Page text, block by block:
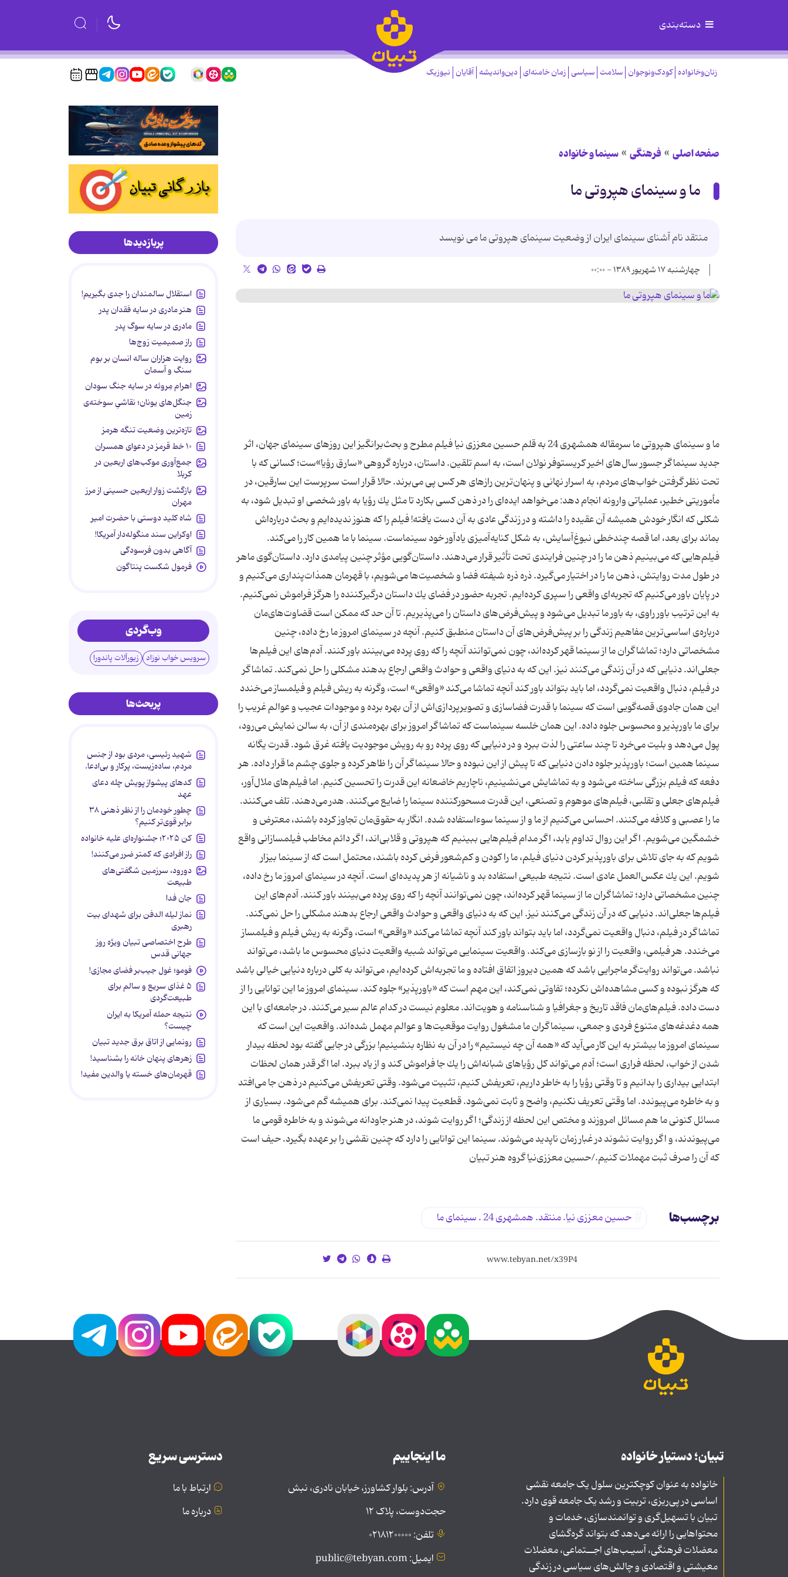
دسته‌بندی
زنان‌وخانواده کودک‌ونوجوان سلامت سیاسی زمان خامنه‌ای دین‌واندیشه آقایان نیوزیک
صفحه اصلی فرهنگی سینما و خانواده
ما و سینمای هپروتی ما
منتقد نام آشنای سینمای ایران از وضعیت سینمای هپروتی ما می نویسد
چهارشنبه ۱۷ شهریور ۱۳۸۹ - ۰۰:۰۰
ما و سینمای هپروتی ما سرمقاله همشهری 24 به قلم حسین معززی نیا فیلم مطرح و بحث‌برانگیز این روزهای سینمای جهان، اثر
جدید سینماگر جسور سال‌های اخیر كریستوفر نولان است، به اسم تلقین. داستان، درباره گروهی «سارق رؤیا»ست؛ كسانی كه با
تحت نظر گرفتن خواب‌های مردم، به اسرار نهانی و پنهان‌ترین رازهای هر كس پی می‌برند. حالا قرار است سرپرست این سارقین، در
مأموریتی خطیر، عملیاتی وارونه انجام دهد: می‌خواهد ایده‌ای را در ذهن كسی بكارد تا مثل یك رؤیا به باور شخصی او تبدیل شود، به
شكلی كه انگار خودش همیشه آن عقیده را داشته و در زندگی عادی به آن دست یافته! فیلم را كه هنوز ندیده‌ایم و بحث درباره‌اش
بماند برای بعد، اما قصه‌ چندخطی نبوغ‌آسایش، به شكل كنایه‌آمیزی یادآور خود سینماست. سینما با ما همین كار را می‌كند.
فیلم‌هایی كه می‌بینیم ذهن ما را در چنین فرایندی تحت تأثیر قرار می‌دهند. داستان‌گویی مؤثر چنین پیامدی دارد. داستان‌گوی ماهر
در طول مدت روایتش، ذهن ما را در اختیار می‌گیرد. ذره ذره شیفته‌ فضا و شخصیت‌ها می‌شویم، با قهرمان همذات‌پنداری می‌كنیم و
در پایان باور می‌كنیم كه تجربه‌ای واقعی را سپری كرده‌ایم. تجربه‌ حضور در فضای یك داستان درگیركننده را هرگز فراموش نمی‌كنیم.
به این ترتیب باور راوی، به باور ما تبدیل می‌شود و پیش‌فرض‌های داستان را می‌پذیریم. تا آن حد كه ممكن است قضاوت‌های‌مان
درباره‌ی اساسی‌ترین مفاهیم زندگی را بر پیش‌فرض‌های آن داستان منطبق كنیم. آنچه در سینمای امروز ما رخ داده، چنین
مشخصاتی دارد؛ تماشاگران ما از سینما قهر كرده‌اند، چون نمی‌توانند آنچه را كه روی پرده می‌بینند باور كنند. آدم‌های این فیلم‌ها
جعلی‌اند. دنیایی كه در آن زندگی می‌كنند نیز. این كه به دنیای واقعی و حوادث واقعی ارجاع بدهند مشكلی را حل نمی‌كند. تماشاگر
در فیلم، دنبال واقعیت نمی‌گردد، اما باید بتواند باور كند آنچه تماشا می‌كند «واقعی» است، وگرنه به ریش فیلم و فیلمساز می‌خندد
این همان جادوی قصه‌گویی است كه سینما با قدرت فضاسازی و تصویرپردازی‌اش از آن بهره برده و موجودات عجیب و عوالم غریب را
برای ما باورپذیر و محسوس جلوه داده. این همان خلسه‌ سینماست كه تماشاگر امروز برای بهره‌مندی از آن، به سالن نمایش می‌رود،
پول می‌دهد و بلیت می‌خرد تا چند ساعتی را لذت ببرد و در دنیایی كه روی پرده‌‌ رو به رویش موجودیت یافته غرق شود. قدرت یگانه‌
سینما همین است؛ باورپذیر جلوه دادن دنیایی كه تا پیش از این نبوده و حالا سینماگر آن را ظاهر كرده و جلوی چشم ما قرار داده. هر
دفعه كه فیلم بزرگی ساخته می‌شود و به تماشایش می‌نشینیم، ناچاریم خاضعانه این قدرت را تحسین كنیم. اما فیلم‌های ملال‌آور،
فیلم‌های جعلی و تقلبی، فیلم‌های موهوم و تصنعی، این قدرت مسحوركننده‌ سینما را ضایع می‌كنند. هدر می‌دهند. تلف می‌كنند.
ما را عصبی و كلافه می‌كنند. احساس می‌كنیم از ما و از سینما سوءاستفاده شده. انگار به حقوق‌مان تجاوز كرده باشند، معترض و
خشمگین می‌شویم. اگر این روال تداوم یابد، اگر مدام فیلم‌هایی ببینیم كه هپروتی و قلابی‌اند، اگر دائم مخاطب فیلمسازانی واقع
شویم كه به جای تلاش برای باورپذیر كردن دنیای فیلم، ما را كودن و كم‌شعور فرض كرده باشند، محتمل است كه از سینما بیزار
شویم. این یك عكس‌العمل عادی است. نتیجه‌ طبیعی استفاده‌ بد و ناشیانه از هر پدیده‌ای است. آنچه در سینمای امروز ما رخ داده،
چنین مشخصاتی دارد؛ تماشاگران ما از سینما قهر كرده‌اند، چون نمی‌توانند آنچه را كه روی پرده می‌بینند باور كنند. آدم‌های این
فیلم‌ها جعلی‌اند. دنیایی كه در آن زندگی می‌كنند نیز. این كه به دنیای واقعی و حوادث واقعی ارجاع بدهند مشكلی را حل نمی‌كند.
تماشاگر در فیلم، دنبال واقعیت نمی‌گردد، اما باید بتواند باور كند آنچه تماشا می‌كند «واقعی» است، وگرنه به ریش فیلم و فیلمساز
می‌خندد. هر فیلمی، واقعیت را از نو بازسازی می‌كند. واقعیت سینمایی می‌تواند شبیه واقعیت دنیای محسوس ما باشد، می‌تواند
نباشد. می‌تواند روایت‌گر ماجرایی باشد كه همین دیروز اتفاق افتاده و ما تجربه‌اش كرده‌ایم، می‌تواند به كلی درباره‌ دنیایی خیالی باشد
كه هرگز نبوده و كسی مشاهده‌اش نكرده؛ تفاوتی نمی‌كند، این مهم است كه «باورپذیر» جلوه كند. سینمای امروز ما این توانایی را از
دست داده. فیلم‌های‌مان فاقد تاریخ و جغرافیا و شناسنامه و هویت‌اند. معلوم نیست در كدام عالم سیر می‌كنند. در جامعه‌ای با این
همه دغدغه‌های متنوع فردی و جمعی، سینماگران ما مشغول روایت موقعیت‌ها و عوالم مهمل شده‌اند. واقعیت این است كه
سینمای امروز ما بیشتر به این كار می‌آید كه «همه‌ آن چه نیستیم» را در آن به نظاره بنشینیم! بزرگی در جایی گفته بود لحظه‌‌ بیدار
شدن از خواب، لحظه‌ فراری است؛ آدم می‌تواند كل رؤیاهای شبانه‌اش را یك جا فراموش كند و از یاد ببرد. اما اگر قدر همان لحظات
ابتدایی بیداری را بدانیم و تا وقتی رؤیا را به خاطر داریم، تعریفش كنیم، تثبیت می‌شود. وقتی تعریفش می‌كنیم در ذهن جا می‌افتد
و به خاطره می‌پیوندد. اما وقتی تعریف نكنیم، واضح و ثابت نمی‌شود. قطعیت پیدا نمی‌كند. برای همیشه گم می‌شود. بسیاری از
مسائل كنونی ما هم مسائل امروزند و مختص این لحظه‌ از زندگی؛ اگر روایت شوند، در هنر جاودانه می‌شوند و به خاطره‌ قومی ما
می‌پیوندند، و اگر روایت نشوند در غبار زمان ناپدید می‌شوند. سینما این توانایی را دارد كه چنین نقشی را بر عهده بگیرد. حیف است
كه آن را صرف ثبت مهملات كنیم./حسین معززی‌نیا گروه هنر تبیان
برچسب‌ها حسین معززی نیا. منتقد. همشهری 24 . سینمای ما
پربازدیدها
استقلال سالمندان را جدی بگیریم!
هنر مادری در سایه‌ فقدان پدر
مادری در سایه سوگ پدر
راز صمیمیت زوج‌ها
روایت هزاران ساله انسان بر بوم
سنگ و آسمان
اهرام مِروئه در سایه جنگ سودان
جنگل‌های یونان؛ نقاشیِ سوخته‌ی
زمین
تازه‌ترین وضعیت تنگه هرمز
۱۰ خط قرمز در دعوای همسران
جمع‌آوری موکب‌های اربعین در
کربلا
بازگشت زوار اربعین حسینی از مرز
مهران
شاه کلید دوستی با حضرت امیر
اوکراین سند منگوله‌دار آمریکا!
آگاهی بدون فرسودگی
فرمول شکست پنتاگون
وب‌گردی
سرویس خواب نوزاد زیورآلات پاندورا
پربحث‌ها
شهید رئیسی، مردی بود از جنس
مردم، ساده‌زیست، پرکار و بی‌ادعا.
کدهای پیشواز پویش چله دعای
عهد
چطور خودمان را از نظر ذهنی ۳۸
برابر قوی‌تر کنیم؟
کن ۲۰۲۵؛ جشنواره‌ای علیه خانواده
راز افرادی که کمتر ضرر می‌کنند!
دورود، سرزمین شگفتی‌های
طبیعت
جان فدا
نماز لیله الدفن برای شهدای بیت
رهبری
طرح اختصاصی تبیان ویژه روز
جهانی قدس
فومو؛ غول جیب‌بر فضای مجازی!
۵ غذای سریع و سالم برای
طبیعت‌گردی
نتیجه حمله آمریکا به ایران
چیست؟
رونمایی از اتاق برق جدید تبیان
زهرهای پنهان خانه را بشناسید!
قهرمان‌های خسته یا والدین مفید!
تبیان؛ دستیار خانواده
خانواده به عنوان کوچکترین سلول یک جامعه نقشی
اساسی در پی‌ریزی، تربیت و رشد یک جامعه قوی دارد.
تبیان با تسهیل‌گری و توانمندسازی، خدمات و
محتواهایی را ارائه می‌دهد که بتواند گره‌گشای
معضلات فرهنگی، آسیـب‌های اجــتماعی، معضلات
معیشتی و اقتصادی و چالش‌های سیاسی در زندگی
ما اینجاییم
آدرس: بلوار کشاورز، خیابان نادری، نبش
حجت‌دوست، پلاک ۱۲
تلفن: ۰۲۱۸۱۲۰۰۰۰۰
ایمیل: public@tebyan.com
دسترسی سریع
ارتباط با ما
درباره ما